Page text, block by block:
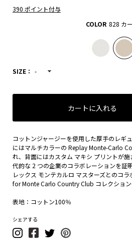
390 ポイント付与
COLOR 828 カ
SIZE： -
カートに入れる
コットンジャージーを使用した厚手のレギ
にはマルチカラーの Replay Monte-Carlo
れ、背面にはカスタム マキシ プリントが
代的な 2 つの企業のコラボレーションを証
レックス モンテカルロ マスターズとのコ
for Monte Carlo Country Club コレクション
表地：コットン100％
シェアする